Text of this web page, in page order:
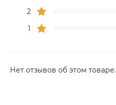
2
1
Нет отзывов об этом товаре.